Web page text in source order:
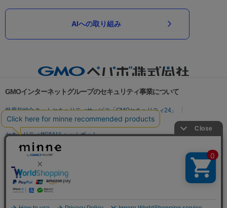
AIへの取り組み
GMOインターネットグループのセキュリティ事業について
世界初総合ネットセキュリティサービス「GMOセキュリティ24」
パスワード漏洩診断
Webサイトリスク診断
セキュリティ相談AIチャットボット
実在証明・盗聴対策
サイバー攻撃対策（GMO Flatt Security）
セキュリティ事業の軌跡